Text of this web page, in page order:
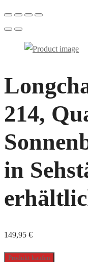
214,
in
149,95 €
Produkt kaufen